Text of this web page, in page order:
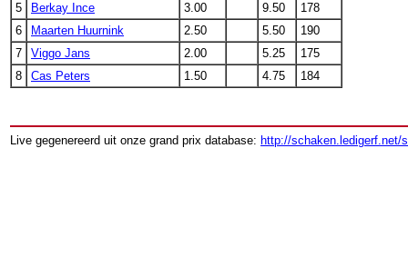
5
Berkay Ince 3.00 9.50
178
6
Maarten Huurnink 2.50 5.50
190
7
Viggo Jans 2.00 5.25
175
8
Cas Peters 1.50 4.75 184
Live gegenereerd uit onze grand prix database: http://schaken.ledigerf.net/